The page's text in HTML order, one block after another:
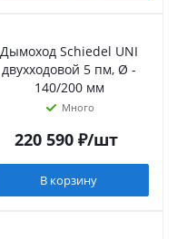
Дымоход Schiedel UNI
двухходовой 5 пм, Ø -
140/200 мм
Много
220 590₽/шт
В корзину